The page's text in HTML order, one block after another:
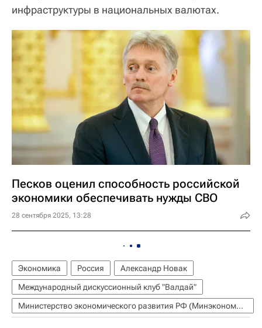
инфраструктуры в национальных валютах.
Песков оценил способность российской
экономики обеспечивать нужды СВО
28 сентября 2025, 13:28
Экономика Россия
Александр Новак
Международный дискуссионный клуб "Валдай"
Министерство экономического развития РФ (Минэкономразвития России)